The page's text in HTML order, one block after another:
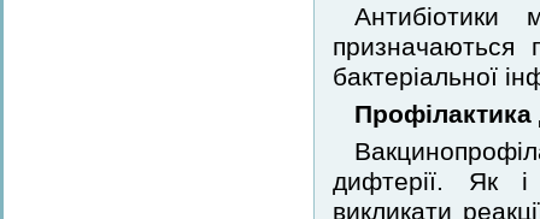
Антибіотики
призначаються
бактеріальної
Профілактика
дифтерії. Як і
викликати